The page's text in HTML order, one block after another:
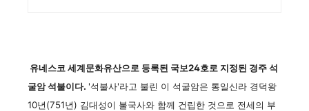
유네스코 세계문화유산으로 등록된 국보24호로 지정된 경주 석
굴암 석불이다. '석불사'라고 불린 이 석굴암은 통일신라 경덕왕
10년(751년) 김대성이 불국사와 함께 건립한 것으로 전세의 부